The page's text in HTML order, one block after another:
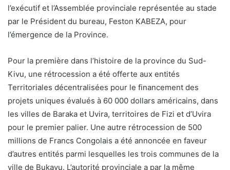
l’exécutif et l’Assemblée provinciale représentée au stade
par le Président du bureau, Feston KABEZA, pour
l’émergence de la Province.
Pour la première dans l’histoire de la province du Sud-
Kivu, une rétrocession a été offerte aux entités
Territoriales décentralisées pour le financement des
projets uniques évalués à 60 000 dollars américains, dans
les villes de Baraka et Uvira, territoires de Fizi et d’Uvira
pour le premier palier. Une autre rétrocession de 500
millions de Francs Congolais a été annoncée en faveur
d’autres entités parmi lesquelles les trois communes de la
ville de Bukavu. L’autorité provinciale a par la même